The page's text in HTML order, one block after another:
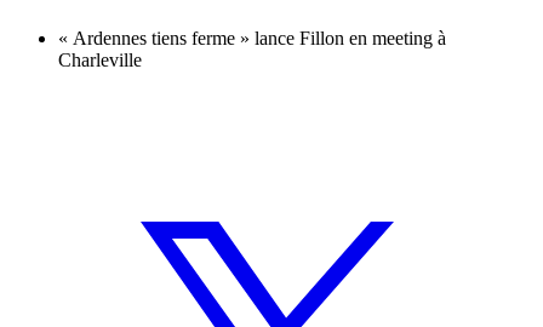
« Ardennes tiens ferme » lance Fillon en meeting à
Charleville